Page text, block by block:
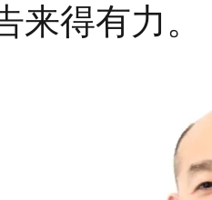
来得有力。